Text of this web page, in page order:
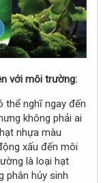
với môi trường:
thể nghĩ ngay đến
không phải ai
nhựa màu
xấu đến môi
là loại hạt
phân hủy sinh